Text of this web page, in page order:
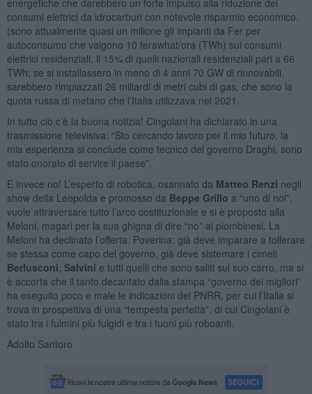
consumi elettrici da idrocarburi con notevole risparmio economico.
(sono attualmente quasi un milione gli impianti da Fer per
autoconsumo che valgono 10 terawhat/ora (TWh) sui consumi
elettrici residenziali, il 15% di quelli nazionali residenziali pari a 66
TWh; se si installassero in meno di 4 anni 70 GW di rinnovabili,
sarebbero rimpiazzati 26 miliardi di metri cubi di gas, che sono la
quota russa di metano che l’Italia utilizzava nel 2021.
In tutto ciò c’è la buona notizia! Cingolani ha dichiarato in una
trasmissione televisiva: “Sto cercando lavoro per il mio futuro, la
mia esperienza si conclude come tecnico del governo Draghi, sono
stato onorato di servire il paese”.
E invece no! L’esperto di robotica, osannato da Matteo Renzi negli
show della Leopolda e promosso da Beppe Grillo a “uno di noi”,
vuole attraversare tutto l’arco costituzionale e si è proposto alla
Meloni, magari per la sua ghigna di dire “no” ai piombinesi. La
Meloni ha declinato l’offerta. Poverina: già deve imparare a tollerare
se stessa come capo del governo, già deve sistemare i cimeli
Berlusconi Salvini e tutti quelli che sono saliti sul suo carro, ma si
è accorta che il tanto decantato dalla stampa “governo dei migliori”
ha eseguito poco e male le indicazioni del PNRR, per cui l’Italia si
trova in prospettiva di una “tempesta perfetta”, di cui Cingolani è
stato tra i fulmini più fulgidi e tra i tuoni più roboanti.
Adolfo Santoro